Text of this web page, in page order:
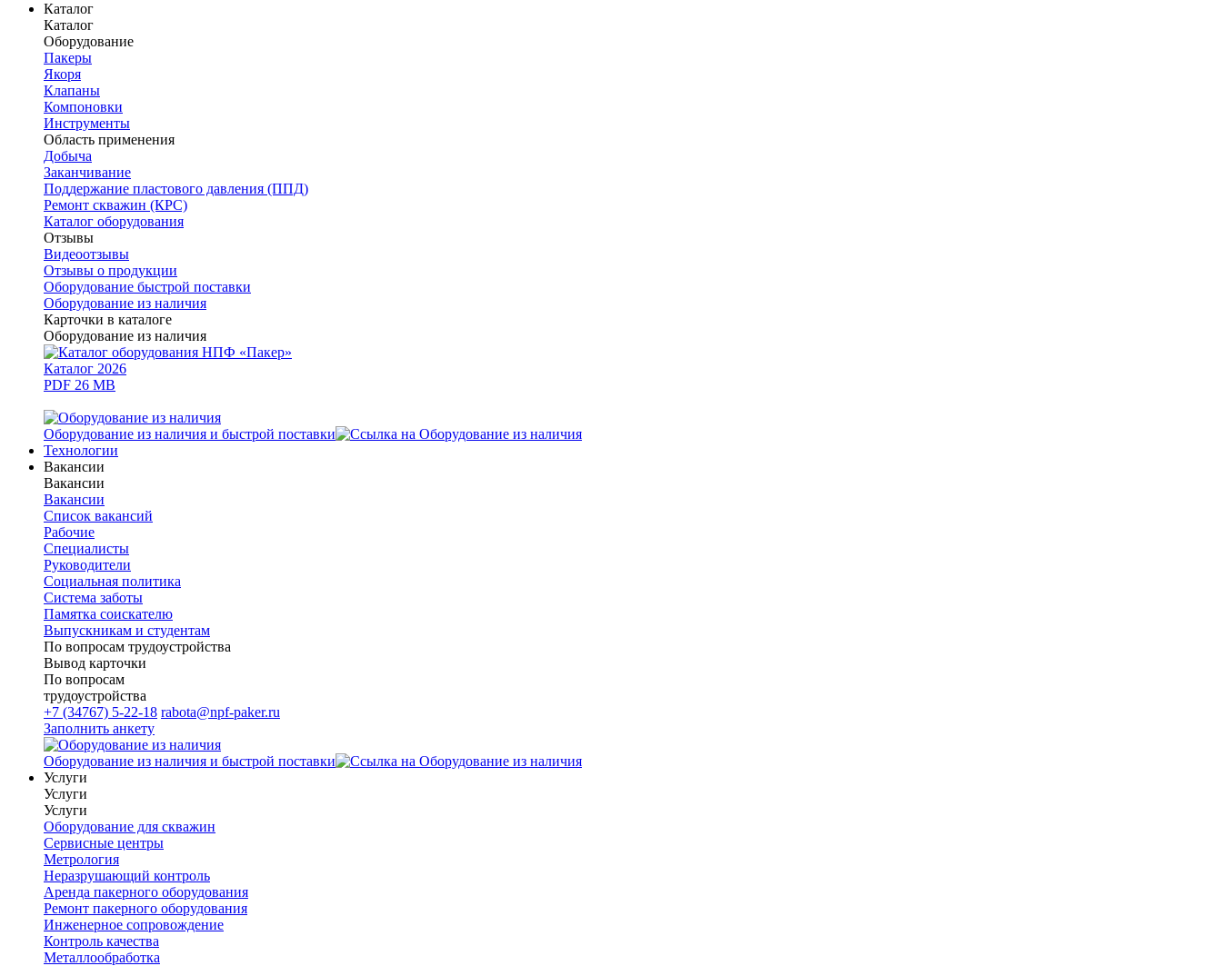
Каталог
Каталог
Оборудование
Пакеры
Якоря
Клапаны
Компоновки
Инструменты
Область применения
Добыча
Заканчивание
Поддержание пластового давления (ППД)
Ремонт скважин (КРС)
Каталог оборудования
Отзывы
Видеоотзывы
Отзывы о продукции
Оборудование быстрой поставки
Оборудование из наличия
Карточки в каталоге
Оборудование из наличия
Каталог 2026
PDF 26 MB
Оборудование из наличия и быстрой поставки
Технологии
Вакансии
Вакансии
Вакансии
Список вакансий
Рабочие
Специалисты
Руководители
Cоциальная политика
Система заботы
Памятка соискателю
Выпускникам и студентам
По вопросам трудоустройства
Вывод карточки
По вопросам
трудоустройства
+7 (34767) 5-22-18 rabota@npf-paker.ru
Заполнить анкету
Оборудование из наличия и быстрой поставки
Услуги
Услуги
Услуги
Оборудование для скважин
Сервисные центры
Метрология
Неразрушающий контроль
Аренда пакерного оборудования
Ремонт пакерного оборудования
Инженерное сопровождение
Контроль качества
Металлообработка